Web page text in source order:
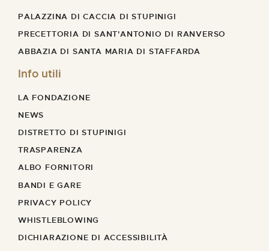
PALAZZINA DI CACCIA DI STUPINIGI
PRECETTORIA DI SANT'ANTONIO DI RANVERSO
ABBAZIA DI SANTA MARIA DI STAFFARDA
Info utili
LA FONDAZIONE
NEWS
DISTRETTO DI STUPINIGI
TRASPARENZA
ALBO FORNITORI
BANDI E GARE
PRIVACY POLICY
WHISTLEBLOWING
DICHIARAZIONE DI ACCESSIBILITÀ